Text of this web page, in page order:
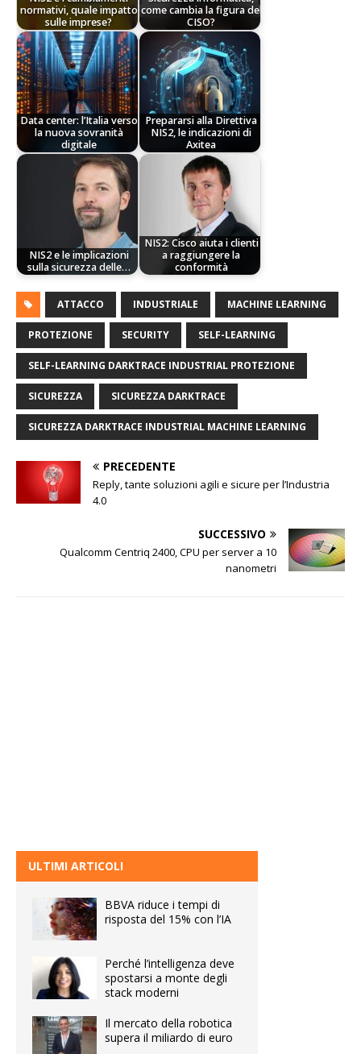
normativi, quale impatto
sulle imprese?
come cambia la figura del
CISO?
Data center: l’Italia verso
la nuova sovranità
digitale
Prepararsi alla Direttiva
NIS2, le indicazioni di
Axitea
NIS2 e le implicazioni
sulla sicurezza delle…
NIS2: Cisco aiuta i clienti
a raggiungere la
conformità
ATTACCO INDUSTRIALE MACHINE LEARNING
PROTEZIONE SECURITY SELF-LEARNING
SELF-LEARNING DARKTRACE INDUSTRIAL PROTEZIONE
SICUREZZA SICUREZZA DARKTRACE
SICUREZZA DARKTRACE INDUSTRIAL MACHINE LEARNING
PRECEDENTE
Reply, tante soluzioni agili e sicure per l’Industria
4.0
SUCCESSIVO
Qualcomm Centriq 2400, CPU per server a 10
nanometri
ULTIMI ARTICOLI
BBVA riduce i tempi di
risposta del 15% con l’IA
Perché l’intelligenza deve
spostarsi a monte degli
stack moderni
Il mercato della robotica
supera il miliardo di euro